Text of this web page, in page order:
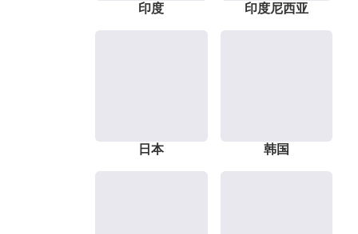
印度 印度尼西亚
日本 韩国